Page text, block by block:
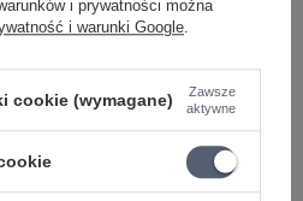
+ Dodaj do porównania
i prywatności można
i warunki Google.
cookie (wymagane)
Zawsze
aktywne